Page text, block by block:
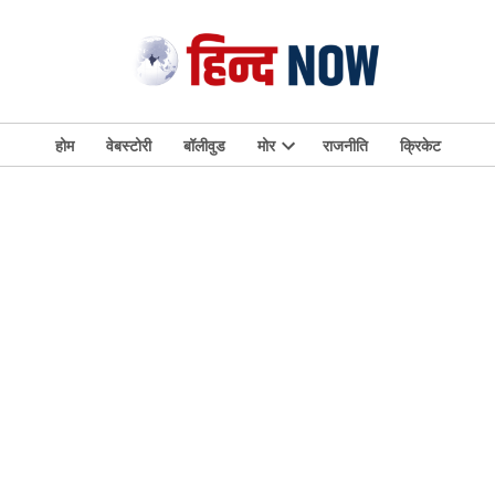
होम वेबस्टोरी बॉलीवुड मोर
Open
राजनीति क्रिकेट